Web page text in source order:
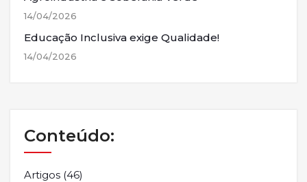
14/04/2026
Educação Inclusiva exige Qualidade!
14/04/2026
Conteúdo:
Artigos (46)